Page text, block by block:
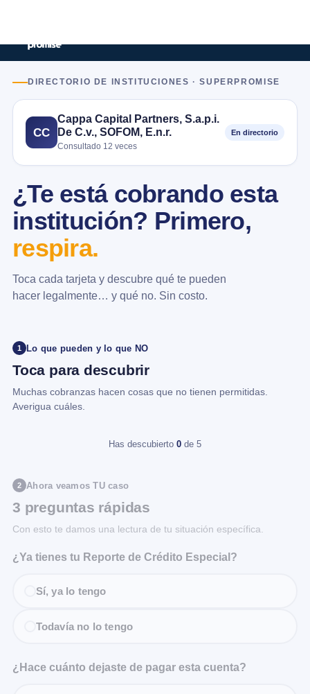
DIRECTORIO DE INSTITUCIONES · SUPERPROMISE
CC
Cappa Capital Partners, S.a.p.i.
De C.v., SOFOM, E.n.r.
Consultado 12 veces
En directorio
¿Te está cobrando esta
institución? Primero,
respira.
Toca cada tarjeta y descubre qué te pueden
hacer legalmente… y qué no. Sin costo.
1 Lo que pueden y lo que NO
Toca para descubrir
Muchas cobranzas hacen cosas que no tienen permitidas.
Averigua cuáles.
Has descubierto 0 de 5
2 Ahora veamos TU caso
3 preguntas rápidas
Con esto te damos una lectura de tu situación específica.
¿Ya tienes tu Reporte de Crédito Especial?
Sí, ya lo tengo
Todavía no lo tengo
¿Hace cuánto dejaste de pagar esta cuenta?